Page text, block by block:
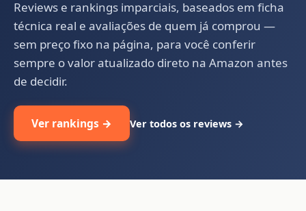
Reviews e rankings imparciais, baseados em ficha
técnica real e avaliações de quem já comprou —
sem preço fixo na página, para você conferir
sempre o valor atualizado direto na Amazon antes
de decidir.
Ver rankings → Ver todos os reviews →